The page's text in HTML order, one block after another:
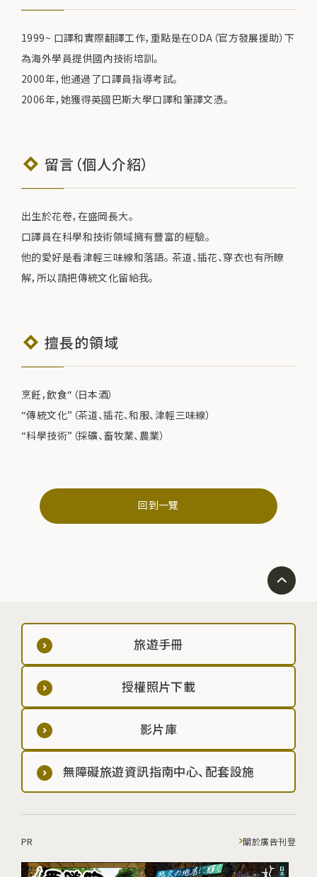
1999~ 口譯和實際翻譯工作，重點是在ODA（官方發展援助）下
為海外學員提供國內技術培訓。
2000年，他通過了口譯員指導考試。
2006年，她獲得英國巴斯大學口譯和筆譯文憑。
留言（個人介紹）
出生於花卷，在盛岡長大。
口譯員在科學和技術領域擁有豐富的經驗。
他的愛好是看津輕三味線和落語。 茶道、插花、穿衣也有所瞭
解，所以請把傳統文化留給我。
擅長的領域
烹飪，飲食“（日本酒）
“傳統文化”（茶道、插花、和服、津輕三味線）
“科學技術”（採礦、畜牧業、農業）
回到一覽
旅遊手冊
授權照片下載
影片庫
無障礙旅遊資訊指南中心、配套設施
PR 關於廣告刊登